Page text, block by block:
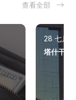
查看全部
28 七月
塔什干巩